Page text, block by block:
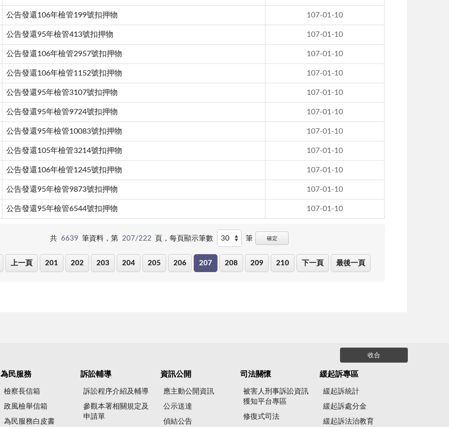
公告發還106年檢管199號扣押物 107-01-10
公告發還95年檢管413號扣押物 107-01-10
公告發還106年檢管2957號扣押物 107-01-10
公告發還106年檢管1152號扣押物 107-01-10
公告發還95年檢管3107號扣押物 107-01-10
公告發還95年檢管9724號扣押物 107-01-10
公告發還95年檢管10083號扣押物 107-01-10
公告發還105年檢管3214號扣押物 107-01-10
公告發還106年檢管1245號扣押物 107-01-10
公告發還95年檢管9873號扣押物 107-01-10
公告發還95年檢管6544號扣押物 107-01-10
共 6639 筆資料，第 207/222 頁，每頁顯示筆數 筆 確定
上一頁 201 202 203 204 205 206 207 208 209 210 下一頁 最後一頁
收合
為民服務
檢察長信箱
政風檢舉信箱
為民服務白皮書
訴訟輔導
訴訟程序介紹及輔導
參觀本署相關規定及
申請單
資訊公開
應主動公開資訊
公示送達
偵結公告
司法關懷
被害人刑事訴訟資訊
獲知平台專區
修復式司法
緩起訴專區
緩起訴統計
緩起訴處分金
緩起訴法治教育